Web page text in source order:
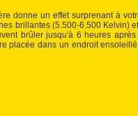
donne un effet surprenant à
brillantes (5.500-6.500 Kelvin)
brûler jusqu'à 6 heures
placée dans un endroit